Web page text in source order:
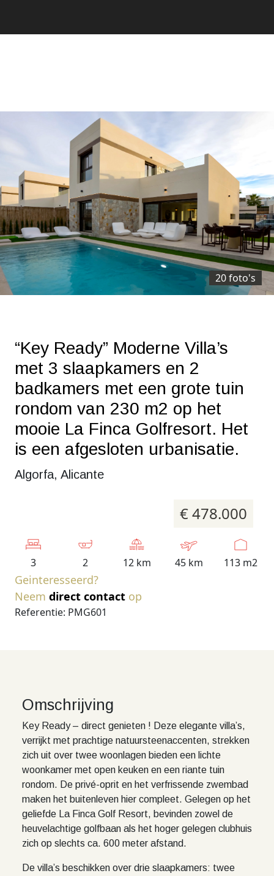
20 foto's
“Key Ready” Moderne Villa’s
met 3 slaapkamers en 2
badkamers met een grote tuin
rondom van 230 m2 op het
mooie La Finca Golfresort. Het
is een afgesloten urbanisatie.
Algorfa, Alicante
€ 478.000
3 2 12 km 45 km 113 m2
Geinteresseerd?
Neem direct contact op
Referentie: PMG601
Omschrijving
Key Ready – direct genieten ! Deze elegante villa’s,
verrijkt met prachtige natuursteenaccenten, strekken
zich uit over twee woonlagen bieden een lichte
woonkamer met open keuken en een riante tuin
rondom. De privé-oprit en het verfrissende zwembad
maken het buitenleven hier compleet. Gelegen op het
geliefde La Finca Golf Resort, bevinden zowel de
heuvelachtige golfbaan als het hoger gelegen clubhuis
zich op slechts ca. 600 meter afstand.
De villa’s beschikken over drie slaapkamers: twee